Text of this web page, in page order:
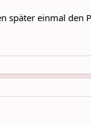
einmal den